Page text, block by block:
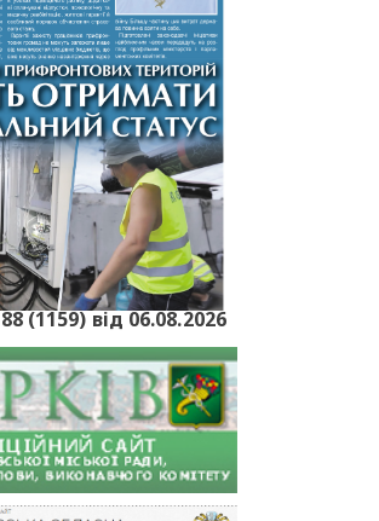
(1159) від 06.08.2026